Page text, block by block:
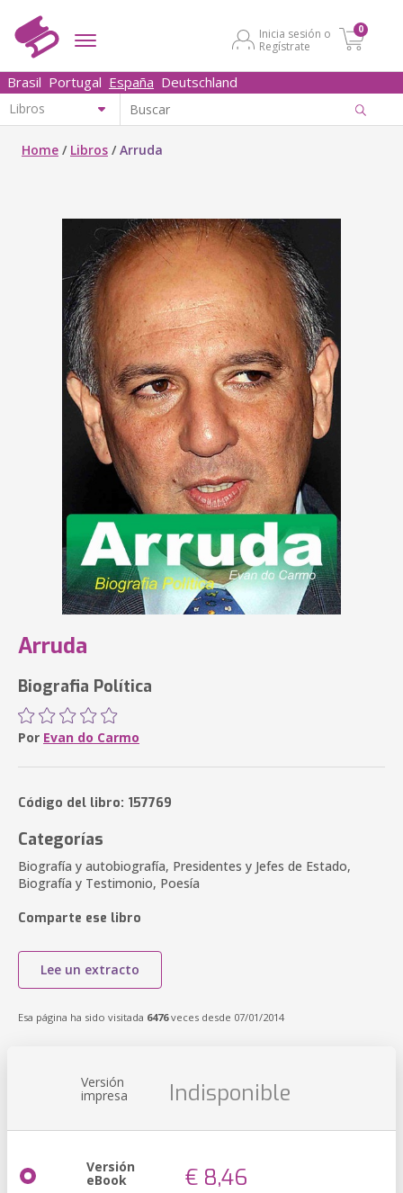
Inicia sesión o
Regístrate
0
Brasil Portugal España Deutschland
Home / Libros /Arruda
Arruda
Biografia Política
Por Evan do Carmo
Código del libro: 157769
Categorías
Biografía y autobiografía, Presidentes y Jefes de Estado,
Biografía y Testimonio, Poesía
Comparte ese libro
Lee un extracto
Esa página ha sido visitada 6476veces desde 07/01/2014
Versión
impresa Indisponible
Versión
eBook € 8,46